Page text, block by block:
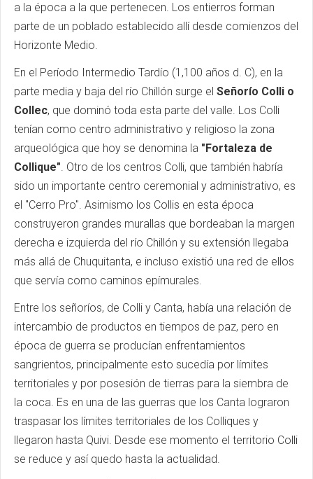
a la época a la que pertenecen. Los entierros forman
parte de un poblado establecido allí desde comienzos del
Horizonte Medio.
En el Período Intermedio Tardío (1,100 años d. C), en la
parte media y baja del río Chillón surge el Señorío Colli o
Collec, que dominó toda esta parte del valle. Los Colli
tenían como centro administrativo y religioso la zona
arqueológica que hoy se denomina la "Fortaleza de
Collique". Otro de los centros Colli, que también habría
sido un importante centro ceremonial y administrativo, es
el "Cerro Pro". Asimismo los Collis en esta época
construyeron grandes murallas que bordeaban la margen
derecha e izquierda del río Chillón y su extensión llegaba
más allá de Chuquitanta, e incluso existió una red de ellos
que servía como caminos epímurales.
Entre los señoríos, de Colli y Canta, había una relación de
intercambio de productos en tiempos de paz, pero en
época de guerra se producían enfrentamientos
sangrientos, principalmente esto sucedía por límites
territoriales y por posesión de tierras para la siembra de
la coca. Es en una de las guerras que los Canta lograron
traspasar los límites territoriales de los Colliques y
llegaron hasta Quivi. Desde ese momento el territorio Colli
se reduce y así quedo hasta la actualidad.